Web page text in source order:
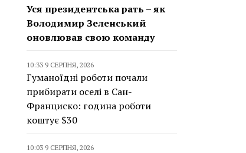
Уся президентська рать – як
Володимир Зеленський
оновлював свою команду
10:33 9 СЕРПНЯ, 2026
Гуманоїдні роботи почали
прибирати оселі в Сан-
Франциско: година роботи
коштує $30
10:03 9 СЕРПНЯ, 2026